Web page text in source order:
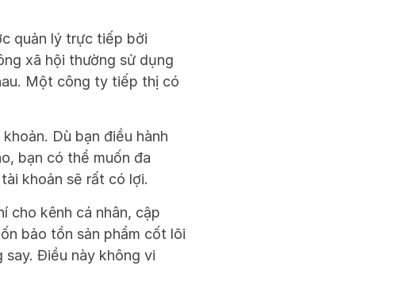
quản lý trực tiếp bởi
xã hội thường sử dụng
Một công ty tiếp thị có
Dù bạn điều hành
bạn có thể muốn đa
khoản sẽ rất có lợi.
cho kênh cá nhân, cập
bảo tồn sản phẩm cốt lõi
Điều này không vi